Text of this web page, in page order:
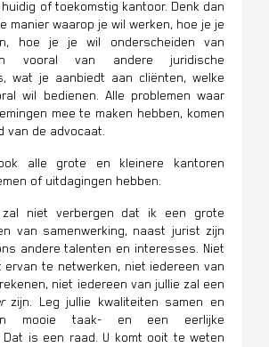
of toekomstig kantoor. Denk dan
manier waarop je wil werken, hoe je je
hoe je je wil onderscheiden van
vooral van andere juridische
wat je aanbiedt aan cliënten, welke
wil bedienen. Alle problemen waar
mee te maken hebben, komen
van de advocaat.
alle grote en kleinere kantoren
of uitdagingen hebben.
zal niet verbergen dat ik een grote
van samenwerking, naast jurist zijn
andere talenten en interesses. Niet
ervan te netwerken, niet iedereen van
niet iedereen van jullie zal een
zijn. Leg jullie kwaliteiten samen en
mooie taak- en een eerlijke
Dat is een raad. U komt ooit te weten